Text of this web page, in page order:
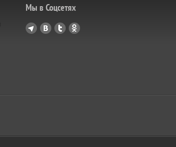
Мы в Соцсетях